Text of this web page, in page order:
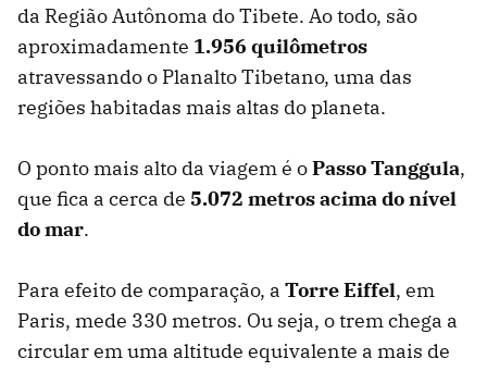
da Região Autônoma do Tibete. Ao todo, são
aproximadamente 1.956 quilômetros
atravessando o Planalto Tibetano, uma das
regiões habitadas mais altas do planeta.
O ponto mais alto da viagem é oPasso Tanggula,
que fica a cerca de 5.072 metros acima do nível
do mar.
Para efeito de comparação, a Torre Eiffel, em
Paris, mede 330 metros. Ou seja, o trem chega a
circular em uma altitude equivalente a mais de